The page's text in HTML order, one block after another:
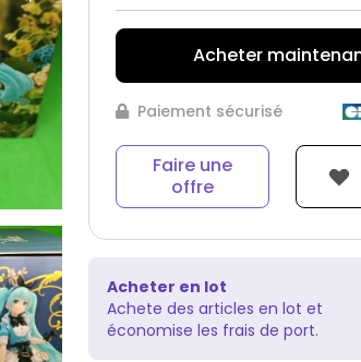
Acheter
Paiement sécurisé
Faire une
offre
Acheter en lot
Achete des articles en lot et
économise les frais de port.